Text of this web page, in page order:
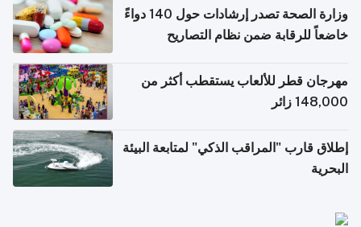
وزارة الصحة تصدر إرشادات حول 140 دواءً
خاضعاً للرقابة ضمن نظام التصاريح
مهرجان قطر للألعاب يستقطب أكثر من
148,000 زائر
إطلاق قارب "المراقب الذكي" لمتابعة البيئة
البحرية